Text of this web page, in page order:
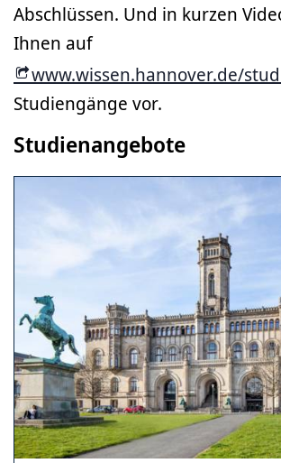
Abschlüssen. Und in kurzen
Ihnen auf
www.wissen.hannover.de/
Studiengänge vor.
Studienangebote